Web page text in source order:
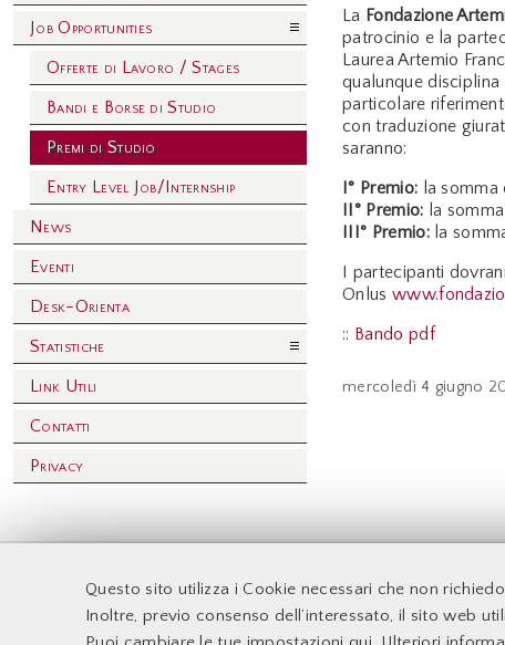
Questo sito utilizza i Cookie necessari che non
Inoltre, previo consenso dell’interessato, il sito web
La Fondazione
patrocinio e la
Laurea Artemio
qualunque
particolare
con traduzione
saranno:
I° Premio: la somma
II° Premio: la
III° Premio:la
I partecipanti
Onlus
:: Bando pdf
mercoledì4 giugno
Job Opportunities
Offerte di Lavoro / Stages
Bandi e Borse di Studio
Premi di Studio
Entry Level Job/Internship
News
Eventi
Desk-Orienta
Statistiche
Link Utili
Contatti
Privacy
Accessibilità
Supporto Tecnico
Docenti
Sito web d'Ateneo